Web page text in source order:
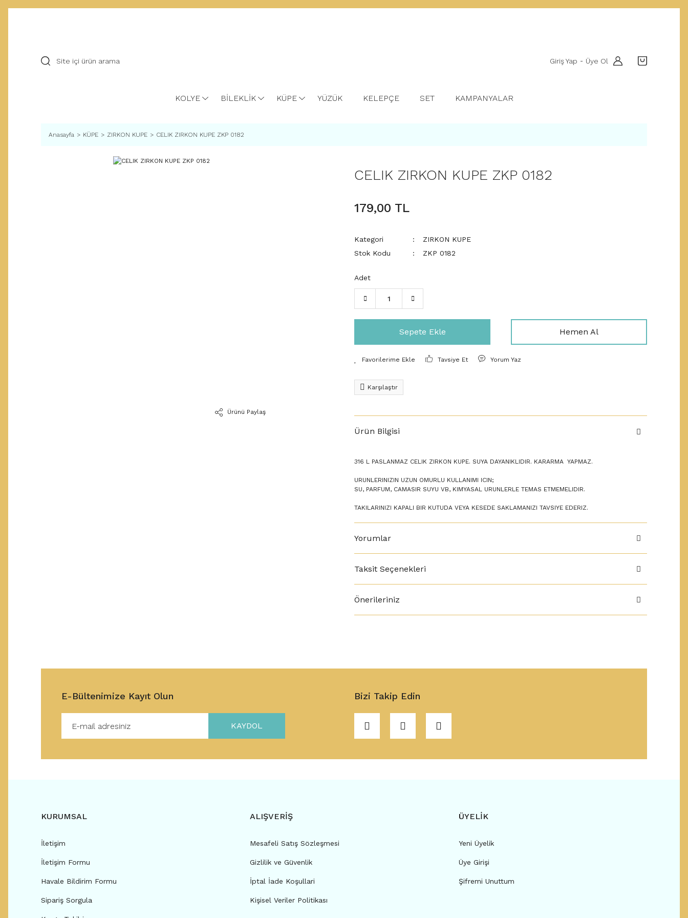
Giriş Yap - Üye Ol
KOLYE BİLEKLİK KÜPE YÜZÜK KELEPÇE SET KAMPANYALAR
Anasayfa KÜPE ZIRKON KUPE CELIK ZIRKON KUPE ZKP 0182
Ürünü Paylaş
CELIK ZIRKON KUPE ZKP 0182
179,00 TL
Kategori
ZIRKON KUPE
Stok Kodu
ZKP 0182
Adet
Sepete Ekle Hemen Al
Tavsiye Et Yorum Yaz
Karşılaştır
Ürün Bilgisi
316 L PASLANMAZ CELIK ZIRKON KUPE. SUYA DAYANIKLIDIR. KARARMA YAPMAZ.
URUNLERINIZIN UZUN OMURLU KULLANIMI ICIN;
SU, PARFUM, CAMASIR SUYU VB, KIMYASAL URUNLERLE TEMAS ETMEMELIDIR.
TAKILARINIZI KAPALI BIR KUTUDA VEYA KESEDE SAKLAMANIZI TAVSIYE EDERIZ.
Yorumlar
Taksit Seçenekleri
Önerileriniz
E-Bültenimize Kayıt Olun
KAYDOL
Bizi Takip Edin
KURUMSAL
İletişim
İletişim Formu
Havale Bildirim Formu
Sipariş Sorgula
ALIŞVERİŞ
Mesafeli Satış Sözleşmesi
Gizlilik ve Güvenlik
İptal İade Koşullari
Kişisel Veriler Politikası
ÜYELİK
Yeni Üyelik
Üye Girişi
Şifremi Unuttum